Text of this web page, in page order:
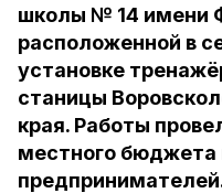
школы № 14 имени
расположенной в
установке
станицы
края. Работы
местного